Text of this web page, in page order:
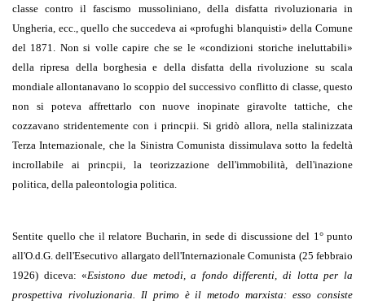
classe contro il fascismo mussoliniano, della disfatta rivoluzionaria in
Ungheria, ecc., quello che succedeva ai«profughi blanquisti» della Comune
del 1871. Non si volle capire che se le«condizioni storiche ineluttabili»
della ripresa della borghesia e della disfatta della rivoluzione su scala
mondiale allontanavano lo scoppio del successivo conflitto di classe, questo
non si poteva affrettarlo con nuove inopinate giravolte tattiche, che
cozzavano stridentemente con i princpii. Si gridò allora, nella stalinizzata
Terza Internazionale, che la Sinistra Comunista dissimulava sotto la fedeltà
incrollabile ai princpii, la teorizzazione dell'immobilità, dell'inazione
politica, della paleontologia politica.
Sentite quello che il relatore Bucharin, in sede di discussione del 1° punto
all'O.d.G. dell'Esecutivo allargato dell'Internazionale Comunista (25 febbraio
1926) diceva:«Esistono due metodi, a fondo differenti, di lotta per la
prospettiva rivoluzionaria. Il primo è il metodo marxista: esso consiste